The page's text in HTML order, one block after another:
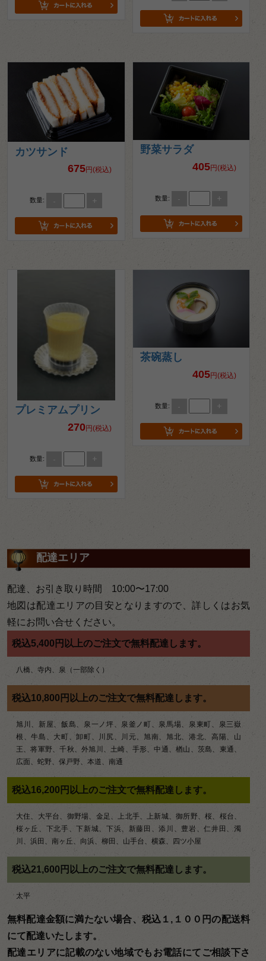
カツサンド
675円(税込)
数量: - +
野菜サラダ
405円(税込)
数量: - +
プレミアムプリン
270円(税込)
数量: - +
茶碗蒸し
405円(税込)
数量: - +
配達エリア
配達、お引き取り時間 10:00〜17:00
地図は配達エリアの目安となりますので、詳しくはお気
軽にお問い合せください。
税込5,400円以上のご注文で無料配達します。
八橋、寺内、泉（一部除く）
税込10,800円以上のご注文で無料配達します。
旭川、新屋、飯島、泉一ノ坪、泉釜ノ町、泉馬場、泉東町、泉三嶽
根、牛島、大町、卸町、川尻、川元、旭南、旭北、港北、高陽、山
王、将軍野、千秋、外旭川、土崎、手形、中通、楢山、茨島、東通、
広面、蛇野、保戸野、本道、南通
税込16,200円以上のご注文で無料配達します。
大住、大平台、御野場、金足、上北手、上新城、御所野、桜、桜台、
桜ヶ丘、下北手、下新城、下浜、新藤田、添川、豊岩、仁井田、濁
川、浜田、南ヶ丘、向浜、柳田、山手台、横森、四ツ小屋
税込21,600円以上のご注文で無料配達します。
太平
無料配達金額に満たない場合、税込１,１００円の配送料
にて配達いたします。
配達エリアに記載のない地域でもお電話にてご相談下さ